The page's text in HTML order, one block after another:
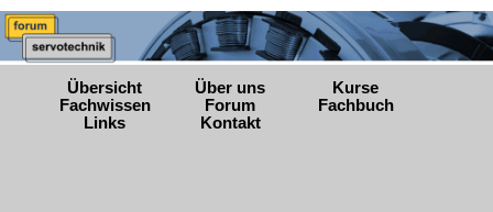
Übersicht Über uns
Kurse
Fachwissen
Forum
Fachbuch
Links
Kontakt